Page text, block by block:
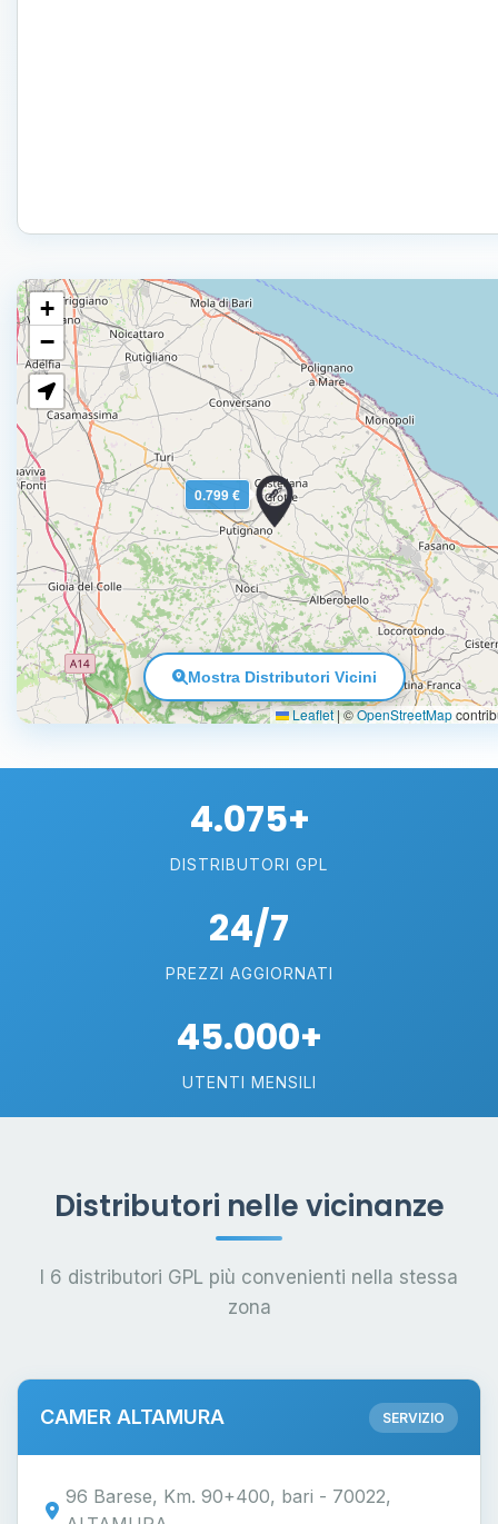
0.799 €
+
−
Leaflet | ©OpenStreetMap
Mostra Distributori Vicini
4.075+
DISTRIBUTORI GPL
24/7
PREZZI AGGIORNATI
45.000+
UTENTI MENSILI
Distributori nelle vicinanze
I 6 distributori GPL più convenienti nella stessa
zona
CAMER ALTAMURA SERVIZIO
96 Barese, Km. 90+400, bari - 70022,